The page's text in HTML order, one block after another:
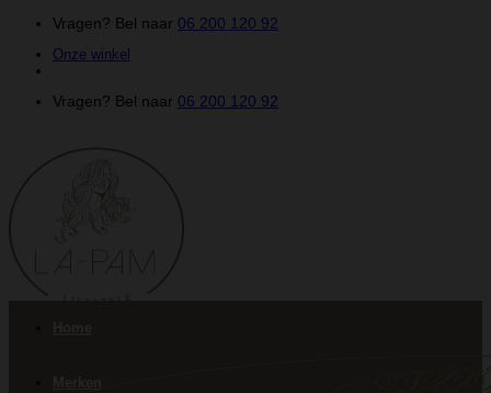
inhoud
Vragen? Bel naar 06 200 120 92
Onze winkel
Vragen? Bel naar 06 200 120 92